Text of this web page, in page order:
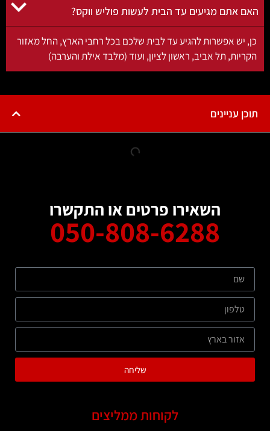
עניינים
השאירו פרטים או התקשרו
050-808-6288
שליחה
לקוחות ממליצים
אתם מגיעים עד הבית לעשות פוליש ווקס?
יש אפשרות להגיע עד לבית שלכם בכל רחבי הארץ, החל מאזור
תל אביב, ראשון לציון, ועוד (מלבד אילת והערבה)